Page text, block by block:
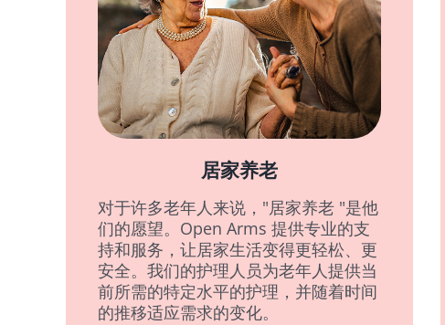
居家养老
对于许多老年人来说，"居家养老 "是他
们的愿望。Open Arms 提供专业的支
持和服务，让居家生活变得更轻松、更
安全。我们的护理人员为老年人提供当
前所需的特定水平的护理，并随着时间
的推移适应需求的变化。